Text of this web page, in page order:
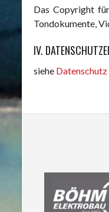
Das Copyright
Tondokumente,
IV.
siehe Datenschutz